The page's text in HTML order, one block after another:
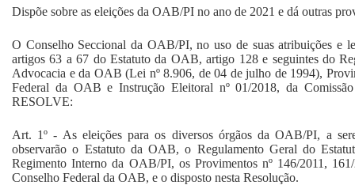
Dispõe sobre as eleições da OAB/PI no ano de 2021 e dá outras
O Conselho Seccional da OAB/PI, no uso de suas atribuições e
artigos 63 a 67 do Estatuto da OAB, artigo 128 e seguintes do
Advocacia e da OAB (Lei nº 8.906, de 04 de julho de 1994),
Federal da OAB e Instrução Eleitoral nº 01/2018, da
RESOLVE:
Art. 1º - As eleições para os diversos órgãos da OAB/PI, a
observarão o Estatuto da OAB, o Regulamento Geral do
Regimento Interno da OAB/PI, os Provimentos nº 146/2011,
Conselho Federal da OAB, e o disposto nesta Resolução.